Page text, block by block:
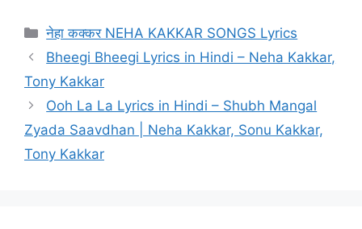
Categories
नेहा कक्कर NEHA KAKKAR SONGS Lyrics
Bheegi Bheegi Lyrics in Hindi – Neha Kakkar,
Tony Kakkar
Ooh La La Lyrics in Hindi – Shubh Mangal
Zyada Saavdhan | Neha Kakkar, Sonu Kakkar,
Tony Kakkar